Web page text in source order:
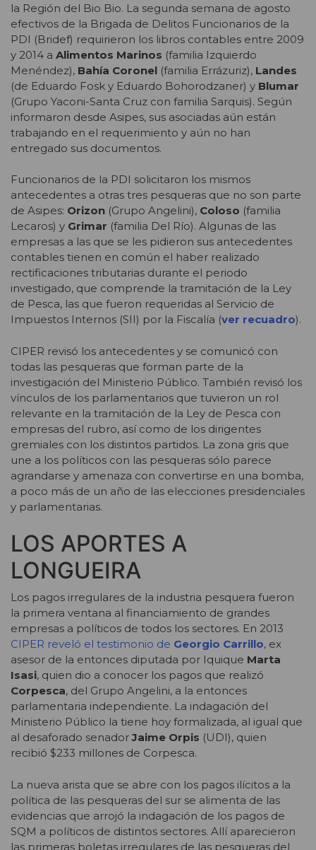
la Región del Bio Bio. La segunda semana de agosto
efectivos de la Brigada de Delitos Funcionarios de la
PDI (Bridef) requirieron los libros contables entre 2009
y 2014 a Alimentos Marinos (familia Izquierdo
Menéndez), Bahía Coronel (familia Errázuriz), Landes
(de Eduardo Fosk y Eduardo Bohorodzaner) y Blumar
(Grupo Yaconi-Santa Cruz con familia Sarquis). Según
informaron desde Asipes, sus asociadas aún están
trabajando en el requerimiento y aún no han
entregado sus documentos.
Funcionarios de la PDI solicitaron los mismos
antecedentes a otras tres pesqueras que no son parte
de Asipes: Orizon (Grupo Angelini), Coloso (familia
Lecaros) y Grimar (familia Del Río). Algunas de las
empresas a las que se les pidieron sus antecedentes
contables tienen en común el haber realizado
rectificaciones tributarias durante el periodo
investigado, que comprende la tramitación de la Ley
de Pesca, las que fueron requeridas al Servicio de
Impuestos Internos (SII) por la Fiscalía (ver recuadro).
CIPER revisó los antecedentes y se comunicó con
todas las pesqueras que forman parte de la
investigación del Ministerio Público. También revisó los
vínculos de los parlamentarios que tuvieron un rol
relevante en la tramitación de la Ley de Pesca con
empresas del rubro, así como de los dirigentes
gremiales con los distintos partidos. La zona gris que
une a los políticos con las pesqueras sólo parece
agrandarse y amenaza con convertirse en una bomba,
a poco más de un año de las elecciones presidenciales
y parlamentarias.
LOS APORTES A
LONGUEIRA
Los pagos irregulares de la industria pesquera fueron
la primera ventana al financiamiento de grandes
empresas a políticos de todos los sectores. En 2013
CIPER reveló el testimonio de Georgio Carrillo, ex
asesor de la entonces diputada por Iquique Marta
Isasi, quien dio a conocer los pagos que realizó
Corpesca, del Grupo Angelini, a la entonces
parlamentaria independiente. La indagación del
Ministerio Público la tiene hoy formalizada, al igual que
al desaforado senadorJaime Orpis (UDI), quien
recibió $233 millones de Corpesca.
La nueva arista que se abre con los pagos ilícitos a la
política de las pesqueras del sur se alimenta de las
evidencias que arrojó la indagación de los pagos de
SQM a políticos de distintos sectores. Allí aparecieron
las primeras boletas irregulares de las pesqueras del